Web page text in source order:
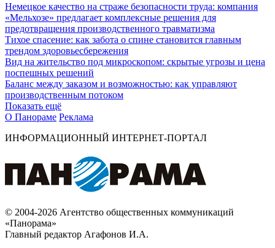
Немецкое качество на страже безопасности труда: компания
«Мельхозе» предлагает комплексные решения для
предотвращения производственного травматизма
Тихое спасение: как забота о спине становится главным
трендом здоровьесбережения
Вид на жительство под микроскопом: скрытые угрозы и цена
поспешных решений
Баланс между заказом и возможностью: как управляют
производственным потоком
Показать ещё
О Панораме Реклама
ИНФОРМАЦИОННЫЙ ИНТЕРНЕТ-ПОРТАЛ
© 2004-2026 Агентство общественных коммуникаций
«Панорама»
Главный редактор Агафонов И.А.